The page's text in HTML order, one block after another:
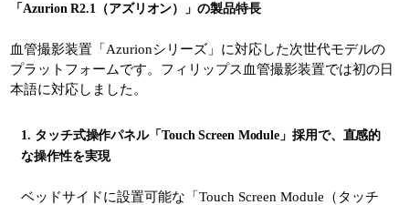
「Azurion R2.1（アズリオン）」の製品特長
血管撮影装置「Azurionシリーズ」に対応した次世代モデルの
プラットフォームです。フィリップス血管撮影装置では初の日
本語に対応しました。
1. タッチ式操作パネル「Touch Screen Module」採用で、直感的
な操作性を実現
ベッドサイドに設置可能な「Touch Screen Module（タッチ